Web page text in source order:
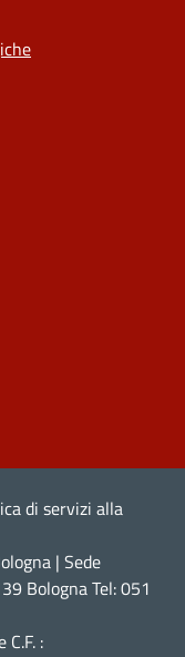
di servizi alla
| Sede
Bologna Tel: 051
: